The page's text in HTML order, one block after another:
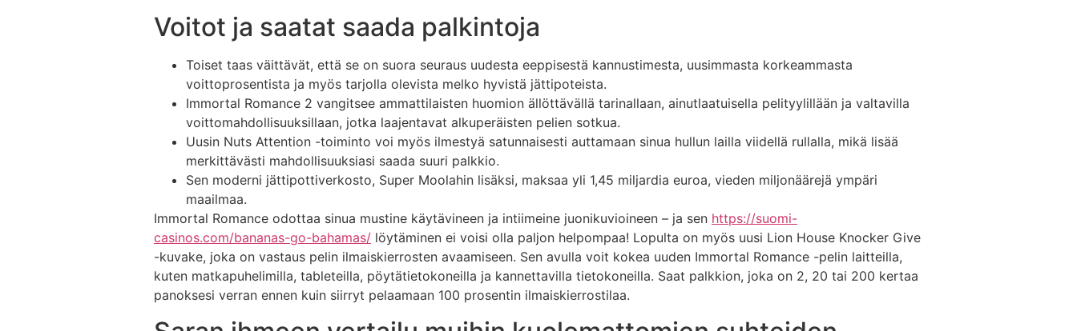
Voitot ja saatat saada palkintoja
Toiset taas väittävät, että se on suora seuraus uudesta eeppisestä kannustimesta, uusimmasta korkeammasta
voittoprosentista ja myös tarjolla olevista melko hyvistä jättipoteista.
Immortal Romance 2 vangitsee ammattilaisten huomion ällöttävällä tarinallaan, ainutlaatuisella pelityylillään ja valtavilla
voittomahdollisuuksillaan, jotka laajentavat alkuperäisten pelien sotkua.
Uusin Nuts Attention -toiminto voi myös ilmestyä satunnaisesti auttamaan sinua hullun lailla viidellä rullalla, mikä lisää
merkittävästi mahdollisuuksiasi saada suuri palkkio.
Sen moderni jättipottiverkosto, Super Moolahin lisäksi, maksaa yli 1,45 miljardia euroa, vieden miljonäärejä ympäri
maailmaa.
Immortal Romance odottaa sinua mustine käytävineen ja intiimeine juonikuvioineen – ja sen https://suomi-
casinos.com/bananas-go-bahamas/ löytäminen ei voisi olla paljon helpompaa! Lopulta on myös uusi Lion House Knocker Give
-kuvake, joka on vastaus pelin ilmaiskierrosten avaamiseen. Sen avulla voit kokea uuden Immortal Romance -pelin laitteilla,
kuten matkapuhelimilla, tableteilla, pöytätietokoneilla ja kannettavilla tietokoneilla. Saat palkkion, joka on 2, 20 tai 200 kertaa
panoksesi verran ennen kuin siirryt pelaamaan 100 prosentin ilmaiskierrostilaa.